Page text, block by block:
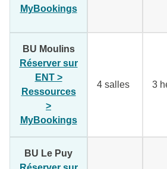
MyBookings(lien externe)
BU Moulins
Réserver sur
ENT >
Ressources
>
MyBookings(lien externe)
4 salles 3
BU Le Puy